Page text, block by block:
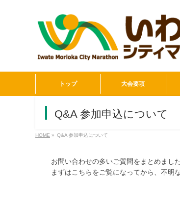
トップ 大会要項
Q&A 参加申込について
HOME » Q&A 参加申込について
お問い合わせの多いご質問をまとめました
まずはこちらをご覧になってから、不明